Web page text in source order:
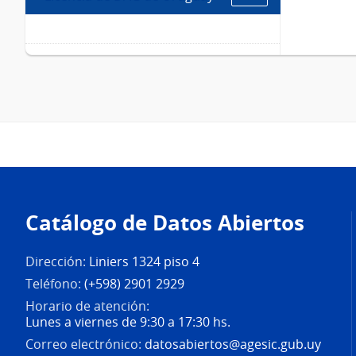
página
Catálogo de Datos Abiertos
Dirección: Liniers 1324 piso 4
Teléfono: (+598) 2901 2929
Horario de atención:
Lunes a viernes de 9:30 a 17:30 hs.
Correo electrónico: datosabiertos@agesic.gub.uy